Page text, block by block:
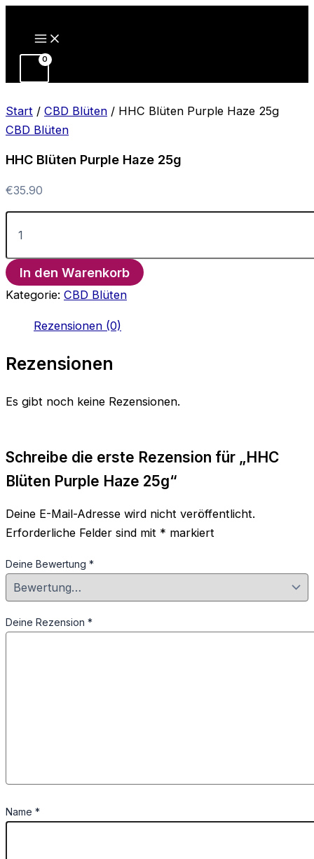
Inhalt
springen
Start / CBD Blüten / HHC Blüten Purple Haze 25g
CBD Blüten
HHC Blüten Purple Haze 25g
€35.90
HHC
Blüten
Haze
25g
Menge
In den Warenkorb
Kategorie: CBD Blüten
Rezensionen (0)
Rezensionen
Es gibt noch keine Rezensionen.
Schreibe die erste Rezension für „HHC
Blüten Purple Haze 25g“
Deine E-Mail-Adresse wird nicht veröffentlicht.
Erforderliche Felder sind mit * markiert
Deine Bewertung *
Deine Rezension *
Name *